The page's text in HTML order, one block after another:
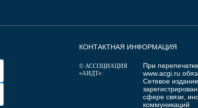
КОНТАКТНАЯ ИНФОРМАЦИЯ
© АССОЦИАЦИЯ
«АИДТ»:
При
www.acgi.ru
Сетевое
сфере связи,
коммуникаций